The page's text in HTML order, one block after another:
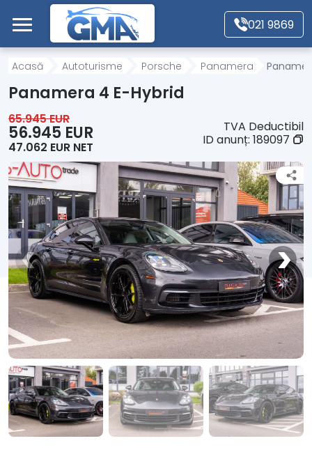
Mergi direct la conținutul principal
021 9869
Acasă
Motociclete
Autoutilitare
Alte tipuri vehicule
Despre Noi
Contact
Acasă Autoturisme Porsche Panamera
Panamera 4 E-Hybrid
65.945 EUR
56.945 EUR
47.062 EUR NET
TVA Deductibil
ID anunț: 189097